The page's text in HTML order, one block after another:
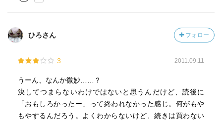
それにしても本当に読破に時間がかかりました。
これを読み終わる前にラノベ３冊読んでしまったりしまし
どこが苦労したのかというと――
ひろさん フォロー
3 2011.09.11
うーん、なんか微妙……？
決してつまらないわけではないと思うんだけど、読後に
「おもしろかったー」って終われなかった感じ。何がもや
もやするんだろう。よくわからないけど、続きは買わない